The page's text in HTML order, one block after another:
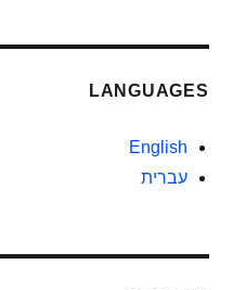
LANGUAGES
English
עברית